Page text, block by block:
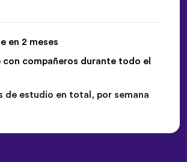
en 2 meses
con compañeros durante todo el
de estudio en total, por semana